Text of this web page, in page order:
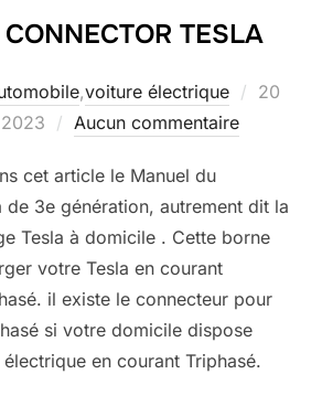
TESLA
,voiture électrique
Publié
20
Aucun commentaire
cet article le Manuel du
de 3e génération, autrement dit la
Tesla à domicile . Cette borne
votre Tesla en courant
il existe le connecteur pour
si votre domicile dispose
électrique en courant Triphasé.